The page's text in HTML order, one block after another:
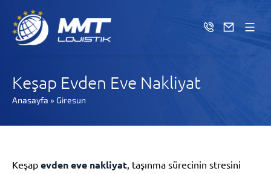
Keşap Evden Eve Nakliyat
Anasayfa » Giresun
Keşap evden eve nakliyat, taşınma sürecinin stresini